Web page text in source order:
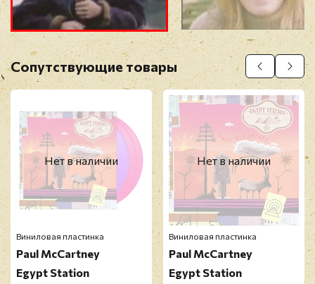
Прикрепить фото
Оставить отзыв
Перед публикацией отзывы проходят
модерацию
Сопутствующие товары
Нет в наличии
Виниловая пластинка
Paul McCartney
Egypt Station
Нет в наличии
Виниловая пластинка
Paul McCartney
Egypt Station